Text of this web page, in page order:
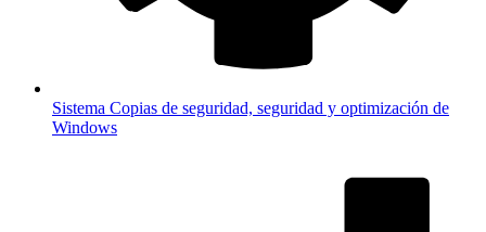
Sistema Copias de seguridad, seguridad y optimización de
Windows